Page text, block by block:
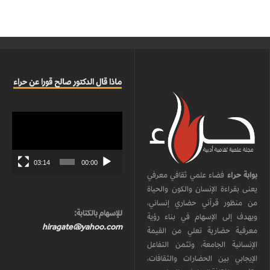
بوابة حراء فضاء علمي ثقافي معرفي
يعنى بقراءة الإنسان والكون والحياة
من منظور قرآني حضاري إنساني،
ويهدف إلى الإسهام في بناء رؤية
معرفية حضارية تعلي من القيمة
الإنسانية الجامعة، وتثمن التفاعل
الإيجابي بين الحضارات والثقافات،
ماذا قال الدكتور صالح قورا عن حراء
00:00
03:14
للإسهام بالكتابة:
hiragate@yahoo.com